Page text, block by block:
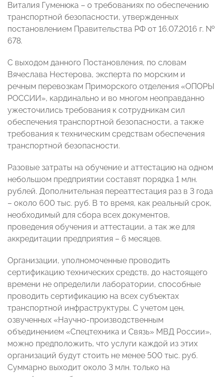
Виталия Гуменюка – о требованиях по обеспечению
транспортной безопасности, утвержденных
постановлением Правительства РФ от 16.07.2016 г. №
678.
С выходом данного Постановления, по словам
Вячеслава Нестерова, эксперта по морским и
речным перевозкам Приморского отделения «ОПОРЫ
РОССИИ», кардинально и во многом неоправданно
ужесточились требования к сотрудникам сил
обеспечения транспортной безопасности, а также
требования к техническим средствам обеспечения
транспортной безопасности.
Разовые затраты на обучение и аттестацию на одном
небольшом предприятии составят порядка 1 млн.
рублей. Дополнительная переаттестация раз в 3 года
– около 600 тыс. руб. В то время, как реальный срок,
необходимый для сбора всех документов,
проведения обучения и аттестации, а так же для
аккредитации предприятия – 6 месяцев.
Организации, уполномоченные проводить
сертификацию технических средств, до настоящего
времени не определили лаборатории, способные
проводить сертификацию на всех субъектах
транспортной инфраструктуры. С учетом цен,
озвученных «Научно-производственным
объединением «Спецтехника и Связь» МВД России»,
можно предположить, что услуги каждой из этих
организаций будут стоить не менее 500 тыс. руб.
Суммарно выходит около 3 млн. только на